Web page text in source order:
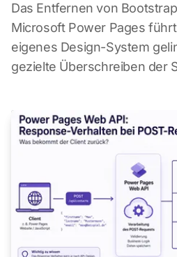
Das Entfernen von
Microsoft Power Pages
eigenes Design-System
gezielte Überschreiben der